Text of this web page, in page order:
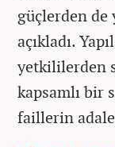
güçlerden de
açıkladı.
yetkililerden
kapsamlı bir
faillerin